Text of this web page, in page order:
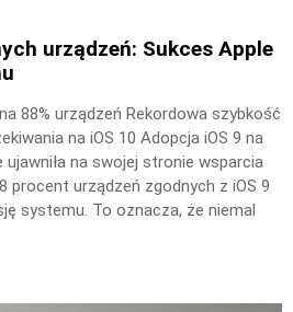
urządzeń: Sukces Apple
88% urządzeń Rekordowa szybkość
na iOS 10 Adopcja iOS 9 na
ujawniła na swojej stronie wsparcia
procent urządzeń zgodnych z iOS 9
systemu. To oznacza, że niemal